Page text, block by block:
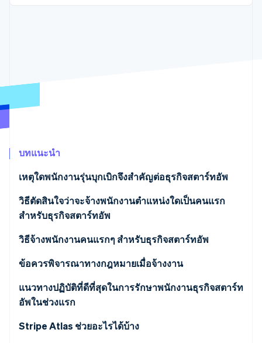
ข้อมูล
การป้องกันการฉ้อโกง
Climate
ดูว่า Stripe กำลังสร้างโครงสร้างพื้นฐานระบบเศรษฐกิจสำหรับ
รับชมเลย
ประกันภัย
ตัวอย่างโค้ด
บทแนะนำ
เหตุใดพนักงานรุ่นบุกเบิกจึงสำคัญต่อธุรกิจสตาร์ทอัพ
วิธีตัดสินใจว่าจะจ้างพนักงานตำแหน่งใดเป็นคนแรก
สำหรับธุรกิจสตาร์ทอัพ
วิธีจ้างพนักงานคนแรกๆ สำหรับธุรกิจสตาร์ทอัพ
การเตรียมการจ้างงาน
การสรรหาผู้สมัคร
การตัดสินใจ
ข้อควรพิจารณาทางกฎหมายเมื่อจ้างงาน
แนวทางปฏิบัติที่ดีที่สุดในการรักษาพนักงานธุรกิจสตาร์ท
อัพในช่วงแรก
Stripe Atlas ช่วยอะไรได้บ้าง